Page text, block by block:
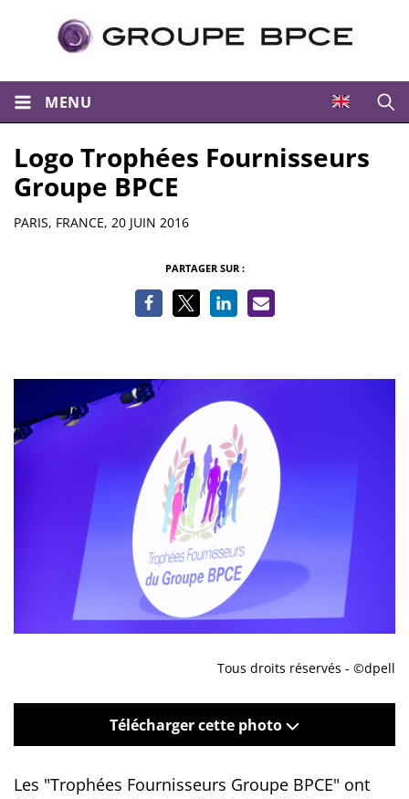
MENU
Logo Trophées Fournisseurs
Groupe BPCE
Informations
PARIS, FRANCE, 20 JUIN 2016
PARTAGER SUR :
Tous droits réservés - ©dpell
Télécharger cette photo
Les "Trophées Fournisseurs Groupe BPCE" ont